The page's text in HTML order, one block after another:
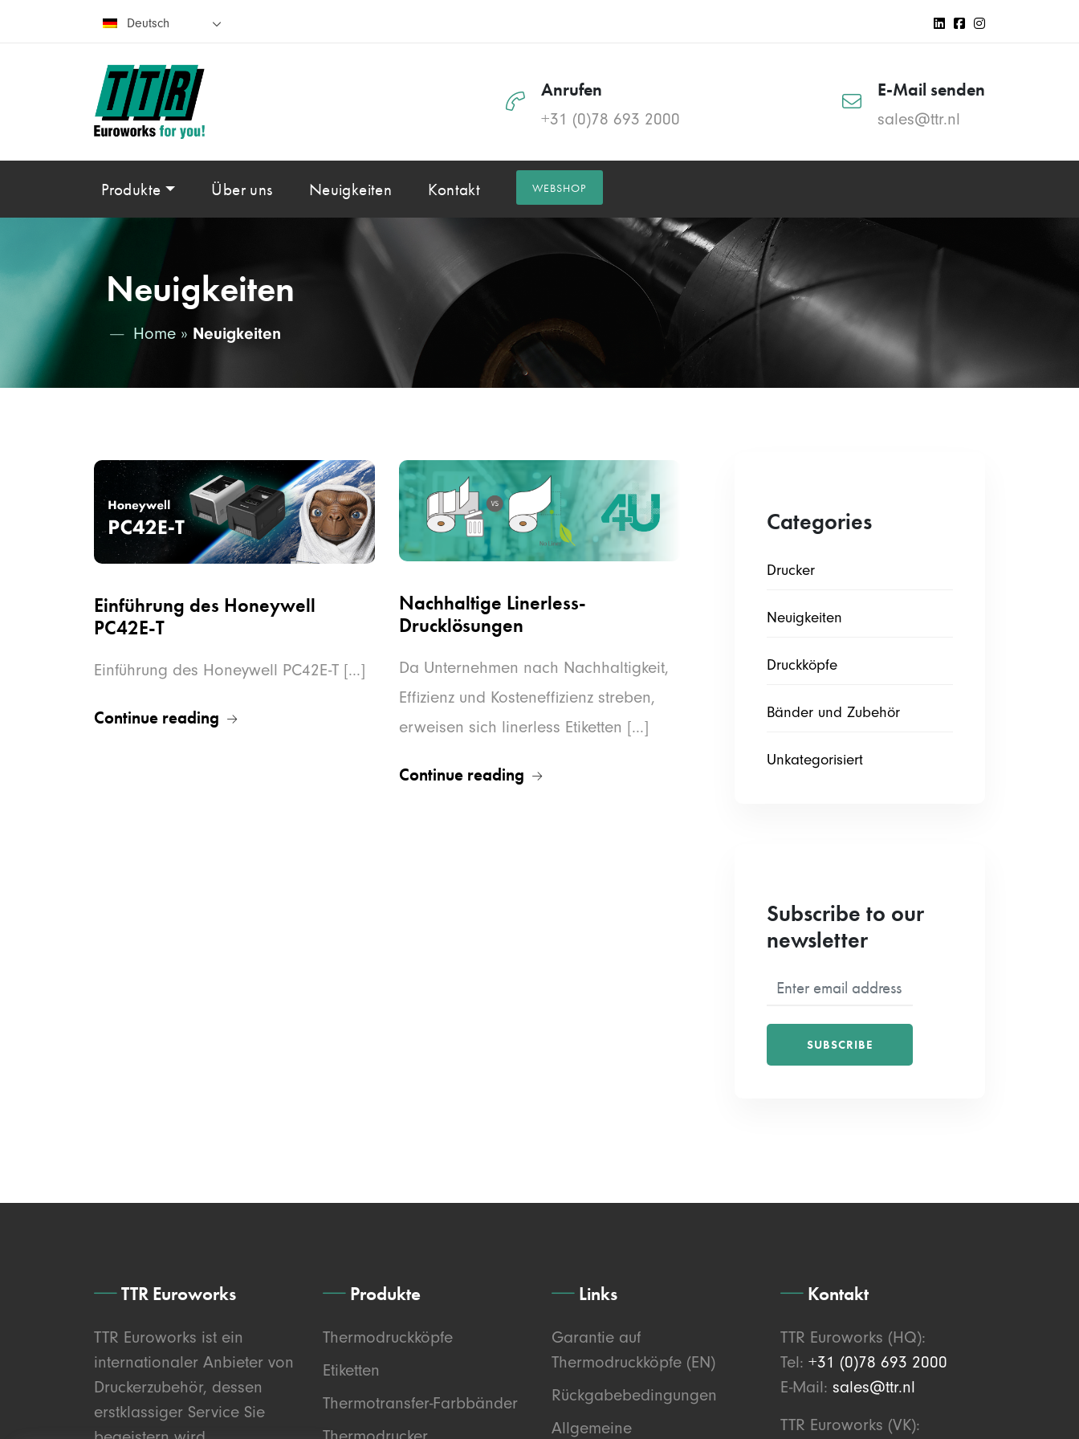
Deutsch
Anrufen
+31 (0)78 693 2000
E-Mail senden
sales@ttr.nl
Produkte Über uns Neuigkeiten Kontakt WEBSHOP
Neuigkeiten
Home » Neuigkeiten
Einführung des Honeywell
PC42E-T
Einführung des Honeywell PC42E-T [...]
Continue reading
Nachhaltige Linerless-
Drucklösungen
Da Unternehmen nach Nachhaltigkeit,
Effizienz und Kosteneffizienz streben,
erweisen sich linerless Etiketten [...]
Continue reading
Categories
Drucker
Neuigkeiten
Druckköpfe
Bänder und Zubehör
Unkategorisiert
Subscribe to our
newsletter
SUBSCRIBE
TTR Euroworks
TTR Euroworks ist ein
internationaler Anbieter von
Druckerzubehör, dessen
erstklassiger Service Sie
Produkte
Thermodruckköpfe
Etiketten
Thermotransfer-Farbbänder
Links
Garantie auf
Thermodruckköpfe (EN)
Rückgabebedingungen
Allgemeine
Kontakt
TTR Euroworks (HQ):
Tel: +31 (0)78 693 2000
E-Mail: sales@ttr.nl
TTR Euroworks (VK):